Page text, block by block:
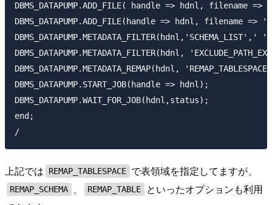
DBMS_DATAPUMP.ADD_FILE( handle => hdnl,
DBMS_DATAPUMP.ADD_FILE(handle => hdnl,
DBMS_DATAPUMP.METADATA_FILTER(hdnl,
DBMS_DATAPUMP.METADATA_REMAP(hdnl,
DBMS_DATAPUMP.START_JOB(handle => hdnl);
DBMS_DATAPUMP.WAIT_FOR_JOB(hdnl,status);
end;
上記では REMAP_TABLESPACE で表領域を指定してますが、
REMAP_SCHEMA 、 REMAP_TABLE
といったオプションも利用